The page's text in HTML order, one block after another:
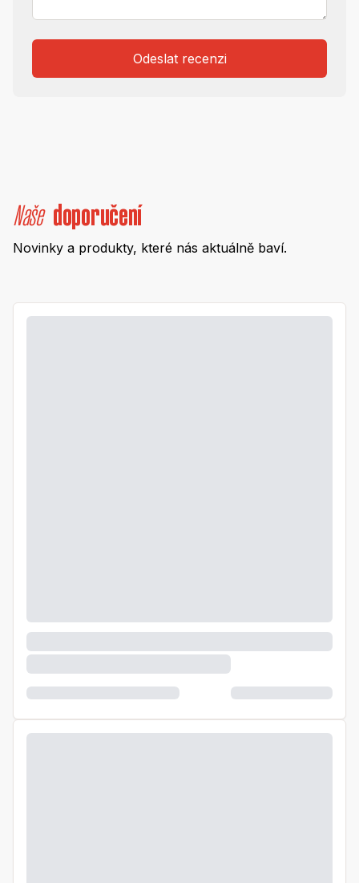
Odeslat recenzi
Naše doporučení
Novinky a produkty, které nás aktuálně baví.